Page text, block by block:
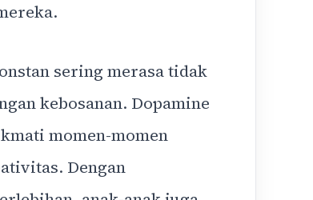
sering merasa tidak
kebosanan. Dopamine
momen-momen
Dengan